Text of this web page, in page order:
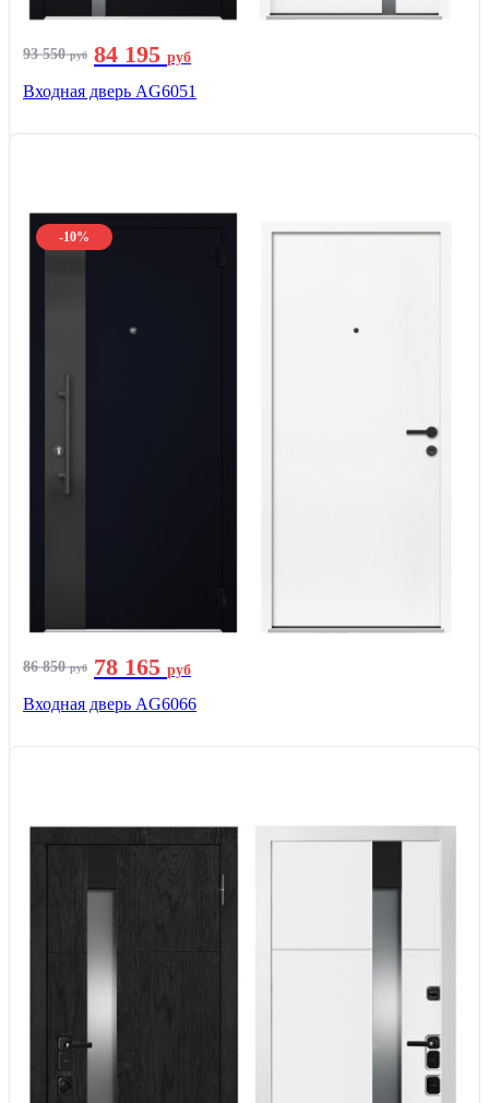
93 550руб 84 195 руб
Входная дверь AG6051
-10%
86 850руб 78 165 руб
Входная дверь AG6066